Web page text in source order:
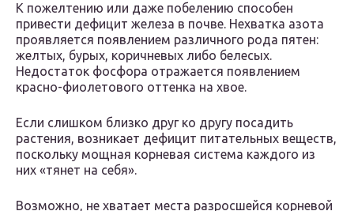
К пожелтению или даже побелению способен
привести дефицит железа в почве. Нехватка азота
проявляется появлением различного рода пятен:
желтых, бурых, коричневых либо белесых.
Недостаток фосфора отражается появлением
красно-фиолетового оттенка на хвое.
Если слишком близко друг ко другу посадить
растения, возникает дефицит питательных веществ,
поскольку мощная корневая система каждого из
них «тянет на себя».
Возможно, не хватает места разросшейся корневой